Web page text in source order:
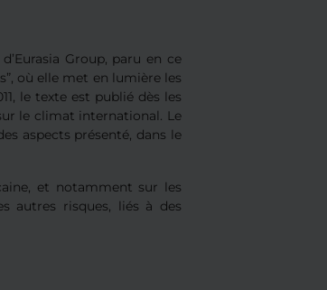
Group, paru en ce
où elle met en lumière les
le texte est publié dès les
le climat international. Le
aspects présenté, dans le
et notamment sur les
autres risques, liés à des